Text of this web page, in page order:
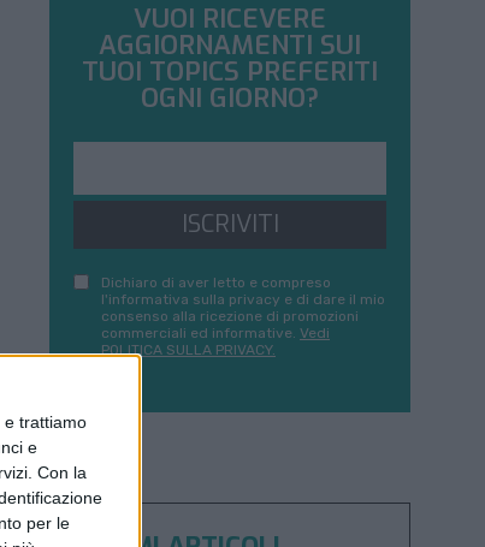
e trattiamo
e
Con la
per le
VUOI RICEVERE
AGGIORNAMENTI SUI
TUOI TOPICS PREFERITI
OGNI GIORNO?
ISCRIVITI
Dichiaro di aver letto e compreso
l'informativa sulla privacy e di dare il mio
consenso alla ricezione di promozioni
commerciali ed informative. Vedi
POLITICA SULLA PRIVACY.